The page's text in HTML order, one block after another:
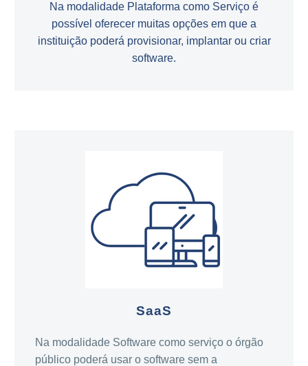
Na modalidade Plataforma como Serviço é
possível oferecer muitas opções em que a
instituição poderá provisionar, implantar ou criar
software.
SaaS
Na modalidade Software como serviço o órgão
público poderá usar o software sem a